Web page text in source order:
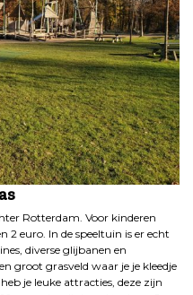
Rotterdam. Voor kinderen
2 euro. In de speeltuin is er echt
diverse glijbanen en
groot grasveld waar je je kleedje
je leuke attracties, deze zijn